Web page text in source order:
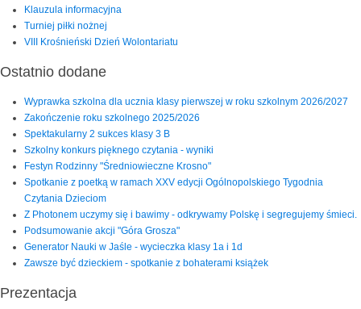
Klauzula informacyjna
Turniej piłki nożnej
VIII Krośnieński Dzień Wolontariatu
Ostatnio dodane
Wyprawka szkolna dla ucznia klasy pierwszej w roku szkolnym 2026/2027
Zakończenie roku szkolnego 2025/2026
Spektakularny 2 sukces klasy 3 B
Szkolny konkurs pięknego czytania - wyniki
Festyn Rodzinny "Średniowieczne Krosno"
Spotkanie z poetką w ramach XXV edycji Ogólnopolskiego Tygodnia
Czytania Dzieciom
Z Photonem uczymy się i bawimy - odkrywamy Polskę i segregujemy śmieci.
Podsumowanie akcji "Góra Grosza"
Generator Nauki w Jaśle - wycieczka klasy 1a i 1d
Zawsze być dzieckiem - spotkanie z bohaterami książek
Prezentacja